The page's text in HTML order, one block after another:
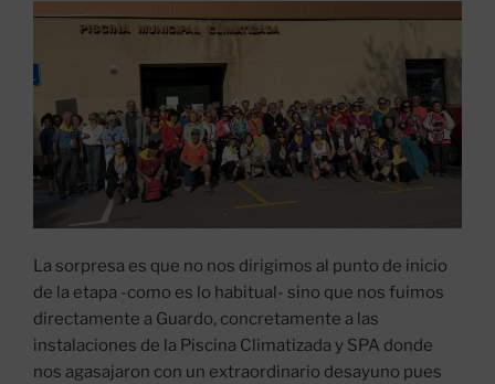
k
La sorpresa es que no nos dirigimos al punto de inicio
de la etapa -como es lo habitual- sino que nos fuimos
directamente a Guardo, concretamente a las
instalaciones de la Piscina Climatizada y SPA donde
nos agasajaron con un extraordinario desayuno pues